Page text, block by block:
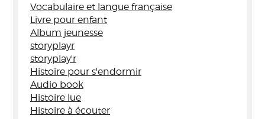
Vocabulaire et langue française
Livre pour enfant
Album jeunesse
storyplayr
storyplay'r
Histoire pour s'endormir
Audio book
Histoire lue
Histoire à écouter